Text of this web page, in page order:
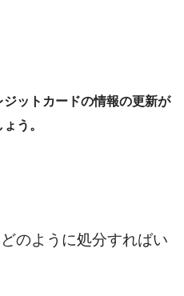
ットカードの情報の更新が
う。
のように処分すればい